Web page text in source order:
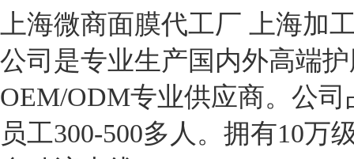
上海微商面膜代工厂 上海加
公司是专业生产国内外高端
OEM/ODM专业供应商。公
员工300-500多人。拥有10万